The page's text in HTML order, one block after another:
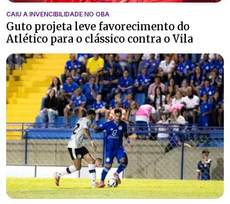
CAIU A INVENCIBILIDADE NO OBA
Guto projeta leve favorecimento do
Atlético para o clássico contra o Vila